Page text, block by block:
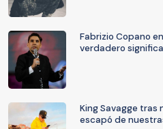
Fabrizio Copano
verdadero
King Savagge tras
escapó de